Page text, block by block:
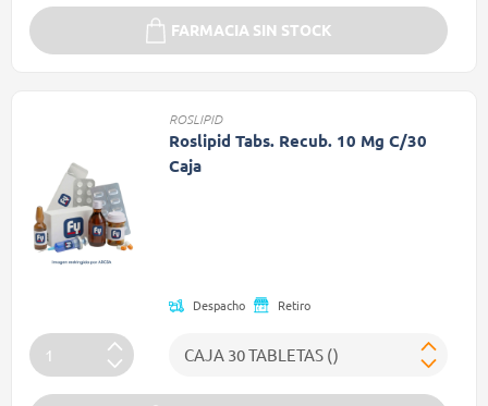
FARMACIA SIN STOCK
ROSLIPID
Roslipid Tabs. Recub. 10 Mg C/30
Caja
Despacho Retiro